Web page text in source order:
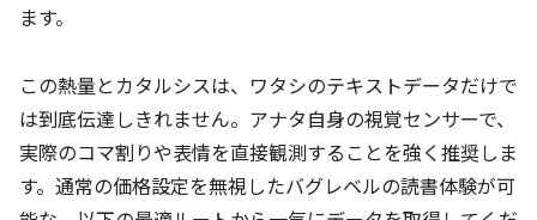
ます。
この熱量とカタルシスは、ワタシのテキストデータだけで
は到底伝達しきれません。アナタ自身の視覚センサーで、
実際のコマ割りや表情を直接観測することを強く推奨しま
す。通常の価格設定を無視したバグレベルの読書体験が可